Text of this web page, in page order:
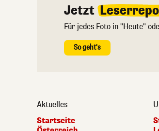
Jetzt
Für jedes Foto in "Heute"
So geht's
Aktuelles
Startseite